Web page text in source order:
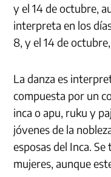
y el 14 de octubre,
interpreta en los
8, y el 14 de
La danza es
compuesta por un
inca o apu, ruku y
jóvenes de la
esposas del Inca.
mujeres, aunque